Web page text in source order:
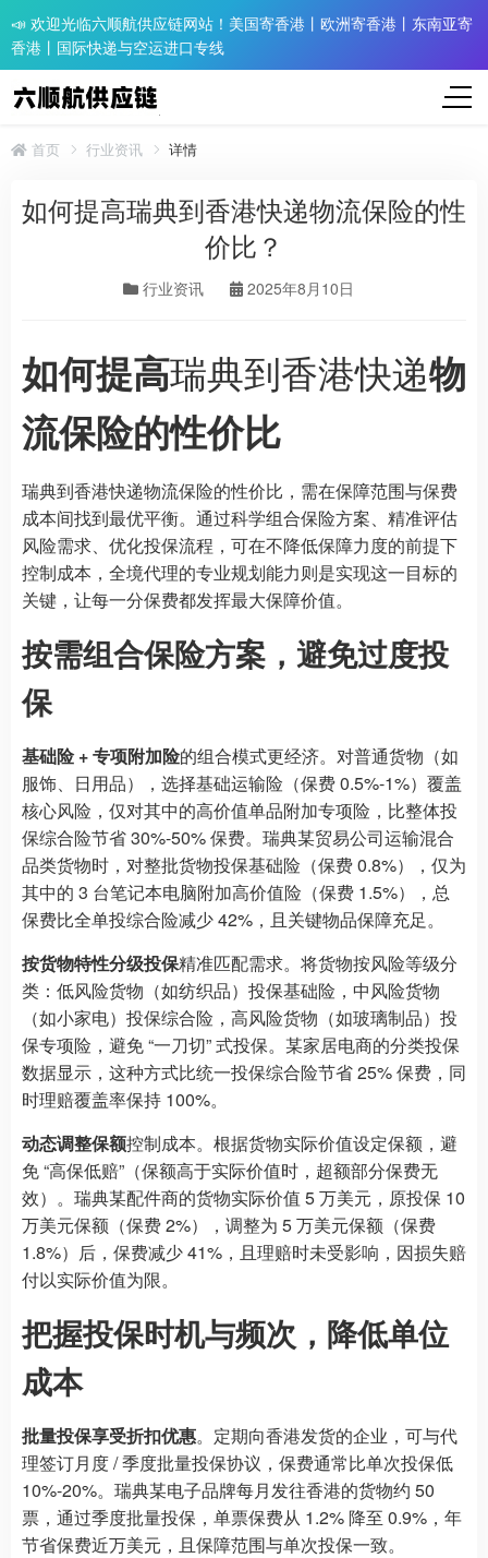
📣 欢迎光临六顺航供应链网站！美国寄香港丨欧洲寄香港丨东南亚寄
香港丨国际快递与空运进口专线
首页 行业资讯 详情
如何提高瑞典到香港快递物流保险的性
价比？​
行业资讯 2025年8月10日
如何提高瑞典到香港快递物
流保险的性价比
瑞典到香港快递物流保险的性价比，需在保障范围与保费
成本间找到最优平衡。通过科学组合保险方案、精准评估
风险需求、优化投保流程，可在不降低保障力度的前提下
控制成本，全境代理的专业规划能力则是实现这一目标的
关键，让每一分保费都发挥最大保障价值。
按需组合保险方案，避免过度投
保
基础险 + 专项附加险的组合模式更经济。对普通货物（如
服饰、日用品），选择基础运输险（保费 0.5%-1%）覆盖
核心风险，仅对其中的高价值单品附加专项险，比整体投
保综合险节省 30%-50% 保费。瑞典某贸易公司运输混合
品类货物时，对整批货物投保基础险（保费 0.8%），仅为
其中的 3 台笔记本电脑附加高价值险（保费 1.5%），总
保费比全单投综合险减少 42%，且关键物品保障充足。
按货物特性分级投保精准匹配需求。将货物按风险等级分
类：低风险货物（如纺织品）投保基础险，中风险货物
（如小家电）投保综合险，高风险货物（如玻璃制品）投
保专项险，避免 “一刀切” 式投保。某家居电商的分类投保
数据显示，这种方式比统一投保综合险节省 25% 保费，同
时理赔覆盖率保持 100%。
动态调整保额控制成本。根据货物实际价值设定保额，避
免 “高保低赔”（保额高于实际价值时，超额部分保费无
效）。瑞典某配件商的货物实际价值 5 万美元，原投保 10
万美元保额（保费 2%），调整为 5 万美元保额（保费
1.8%）后，保费减少 41%，且理赔时未受影响，因损失赔
付以实际价值为限。
把握投保时机与频次，降低单位
成本
批量投保享受折扣优惠。定期向香港发货的企业，可与代
理签订月度 / 季度批量投保协议，保费通常比单次投保低
10%-20%。瑞典某电子品牌每月发往香港的货物约 50
票，通过季度批量投保，单票保费从 1.2% 降至 0.9%，年
节省保费近万美元，且保障范围与单次投保一致。